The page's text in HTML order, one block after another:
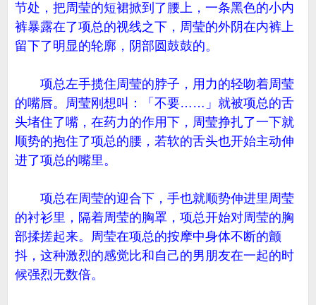
节处，把周莹的短裙掀到了腰上，一条黑色的小内
裤暴露在了项总的视线之下，周莹的外阴在内裤上
留下了明显的轮廓，阴部圆鼓鼓的。
项总左手揽住周莹的脖子，用力的轻吻着周莹
的嘴唇。周莹刚想叫：「不要……」就被项总的舌
头堵住了嘴，在药力的作用下，周莹挣扎了一下就
顺势的抱住了项总的腰，若软的舌头也开始主动伸
进了项总的嘴里。
项总在周莹的迎合下，手也就顺势伸进里周莹
的衬衫里，隔着周莹的胸罩，项总开始对周莹的胸
部揉搓起来。周莹在项总的按摩中身体不断的颤
抖，这种激烈的感觉比和自己的男朋友在一起的时
候强烈无数倍。